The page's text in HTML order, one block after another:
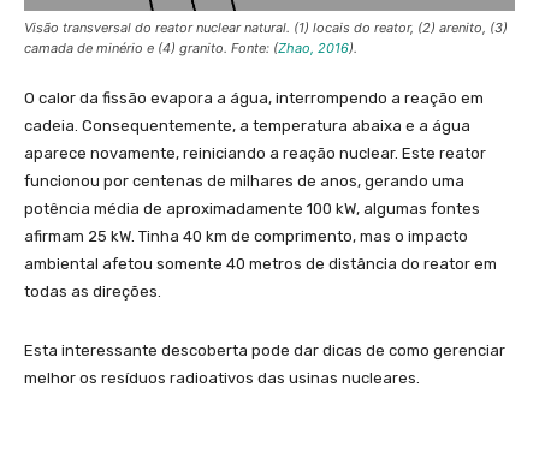
Visão transversal do reator nuclear natural. (1) locais do reator, (2) arenito, (3)
camada de minério e (4) granito. Fonte: (Zhao, 2016).
O calor da fissão evapora a água, interrompendo a reação em
cadeia. Consequentemente, a temperatura abaixa e a água
aparece novamente, reiniciando a reação nuclear. Este reator
funcionou por centenas de milhares de anos, gerando uma
potência média de aproximadamente 100 kW, algumas fontes
afirmam 25 kW. Tinha 40 km de comprimento, mas o impacto
ambiental afetou somente 40 metros de distância do reator em
todas as direções.
Esta interessante descoberta pode dar dicas de como gerenciar
melhor os resíduos radioativos das usinas nucleares.